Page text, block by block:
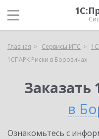
Главная Сервисы ИТС
1СПАРК Риски в Боровичах
Заказать
в
Ознакомьтесь с